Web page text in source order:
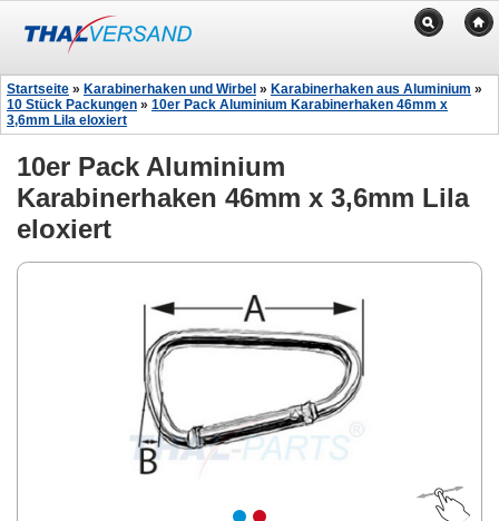
Startseite » Karabinerhaken und Wirbel » Karabinerhaken aus Aluminium »
10 Stück Packungen » 10er Pack Aluminium Karabinerhaken 46mm x
3,6mm Lila eloxiert
10er Pack Aluminium
Karabinerhaken 46mm x 3,6mm Lila
eloxiert